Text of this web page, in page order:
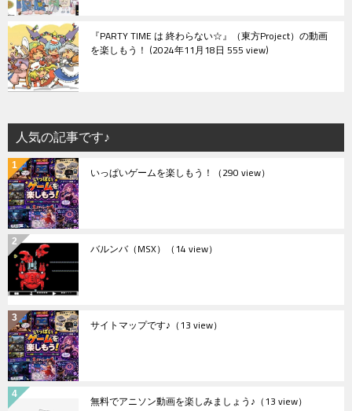
『PARTY TIME は 終わらない☆』（東方Project）の動画
を楽しもう！ 2024年11月18日 555 view
人気の記事です♪
いっぱいゲームを楽しもう！ （290 view）
バルンバ（MSX） （14 view）
サイトマップです♪ （13 view）
無料でアニソン動画を楽しみましょう♪ （13 view）